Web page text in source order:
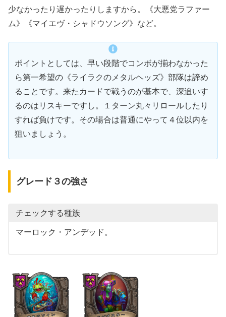
少なかったり遅かったりしますから。《大悪党ラファー
ム》《マイエヴ・シャドウソング》など。
ポイントとしては、早い段階でコンボが揃わなかった
ら第一希望の《ライラクのメタルヘッズ》部隊は諦め
ることです。来たカードで戦うのが基本で、深追いす
るのはリスキーですし。１ターン丸々リロールしたり
すれば負けです。その場合は普通にやって４位以内を
狙いましょう。
グレード３の強さ
チェックする種族
マーロック・アンデッド。